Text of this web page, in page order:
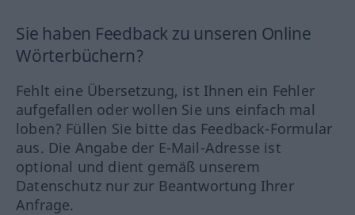
Sie haben Feedback zu unseren Online
Wörterbüchern?
Fehlt eine Übersetzung, ist Ihnen ein Fehler
aufgefallen oder wollen Sie uns einfach mal
loben? Füllen Sie bitte das Feedback-Formular
aus. Die Angabe der E-Mail-Adresse ist
optional und dient gemäß unserem
Datenschutz nur zur Beantwortung Ihrer
Anfrage.